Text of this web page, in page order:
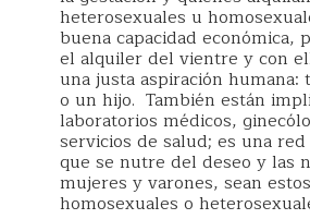
heterosexuales u
buena capacidad económica,
el alquiler del vientre y con
una justa aspiración humana:
o un hijo. También están
laboratorios médicos,
servicios de salud; es una
que se nutre del deseo y las
mujeres y varones, sean
homosexuales o